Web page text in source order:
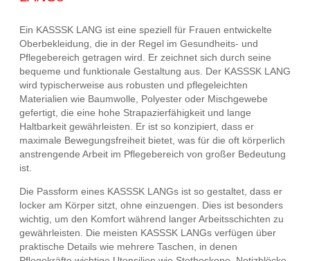
Ein KASSSK LANG ist eine speziell für Frauen entwickelte
Oberbekleidung, die in der Regel im Gesundheits- und
Pflegebereich getragen wird. Er zeichnet sich durch seine
bequeme und funktionale Gestaltung aus. Der KASSSK LANG
wird typischerweise aus robusten und pflegeleichten
Materialien wie Baumwolle, Polyester oder Mischgewebe
gefertigt, die eine hohe Strapazierfähigkeit und lange
Haltbarkeit gewährleisten. Er ist so konzipiert, dass er
maximale Bewegungsfreiheit bietet, was für die oft körperlich
anstrengende Arbeit im Pflegebereich von großer Bedeutung
ist.
Die Passform eines KASSSK LANGs ist so gestaltet, dass er
locker am Körper sitzt, ohne einzuengen. Dies ist besonders
wichtig, um den Komfort während langer Arbeitsschichten zu
gewährleisten. Die meisten KASSSK LANGs verfügen über
praktische Details wie mehrere Taschen, in denen